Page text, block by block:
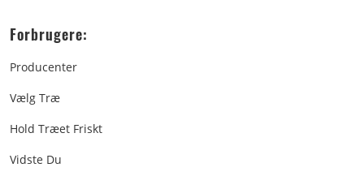
Forbrugere:
Producenter
Vælg Træ
Hold Træet Friskt
Vidste Du